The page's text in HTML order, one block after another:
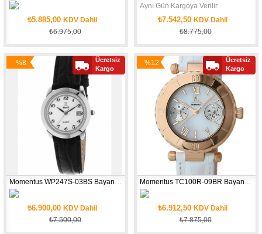
Aynı Gün Kargoya Verilir
₺5.885,00 KDV Dahil
₺6.975,00
Aynı Gün Kargoya Verilir
₺7.542,50 KDV Dahil
₺8.775,00
Momentus WP247S-03BS Bayan Kol Saati
Aynı Gün Kargoya Verilir
₺6.900,00 KDV Dahil
₺7.500,00
%8
Ücretsiz
Kargo
Momentus TC100R-09BR Bayan Kol Saati
Aynı gün kargoya verilir
₺6.912,50 KDV Dahil
₺7.875,00
%12
Ücretsiz
Kargo